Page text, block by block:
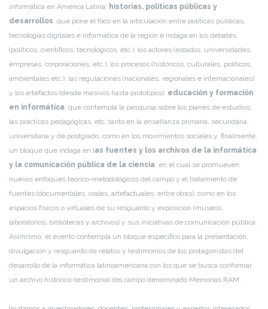
informática en América Latina; historias, políticas públicas y
desarrollos , que pone el foco en la articulación entre políticas públicas,
tecnologías digitales e informática de la región e indaga en los debates
(políticos, científicos, tecnológicos, etc.), los actores (estados, universidades,
empresas, corporaciones, etc.), los procesos (históricos, culturales, políticos,
ambientales etc.), las regulaciones (nacionales, regionales e internacionales)
y los artefactos (desde masivos hasta prototipos); educación y formación
en informática , que contempla la pesquisa sobre los planes de estudios,
las prácticas pedagógicas, etc. tanto en la enseñanza primaria, secundaria,
universitaria y de postgrado, como en los movimientos sociales y, finalmente,
un bloque que indaga en las fuentes y los archivos de la informática
y la comunicación pública de la ciencia , en el cual se promueven
nuevos enfoques teórico-metodológicos del campo y el tratamiento de
fuentes (documentales, orales, artefactuales, entre otras), como en los
espacios físicos o virtuales de su resguardo y exposición (museos,
laboratorios, bibliotecas y archivos) y sus iniciativas de comunicación pública.
Asimismo, el evento contempla un bloque específico para la presentación,
divulgación y resguardo de relatos y testimonios de los protagonistas del
desarrollo de la informática latinoamericana con los que se busca conformar
un archivo histórico-testimonial del campo denominado Memorias RAM.